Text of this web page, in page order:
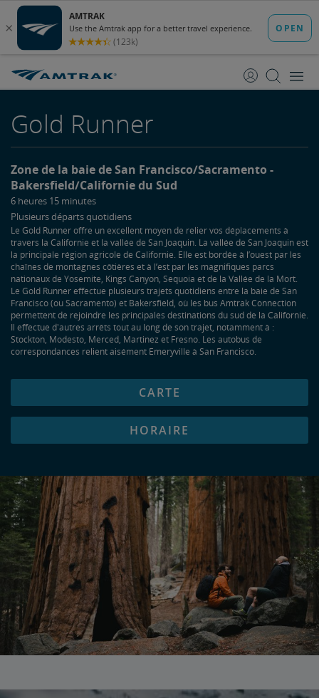
contenu
la
Gold Runner
Zone de la baie de San Francisco/Sacramento
Bakersfield/Californie du Sud
6 heures 15 minutes
Plusieurs départs quotidiens
Le Gold Runner offre un excellent moyen de relier vos déplacements à
travers la Californie et la vallée de San Joaquin. La vallée de San Joaquin est
la principale région agricole de Californie. Elle est bordée à l’ouest par les
chaînes de montagnes côtières et à l’est par les magnifiques parcs
nationaux de Yosemite, Kings Canyon, Sequoia et de la Vallée de la Mort.
Le Gold Runner effectue plusieurs trajets quotidiens entre la baie de San
Francisco (ou Sacramento) et Bakersfield, où les bus Amtrak Connection
permettent de rejoindre les principales destinations du sud de la Californie.
Il effectue d'autres arrêts tout au long de son trajet, notamment à :
Stockton, Modesto, Merced, Martinez et Fresno. Les autobus de
correspondances relient aisément Emeryville à San Francisco.
CARTE
HORAIRE